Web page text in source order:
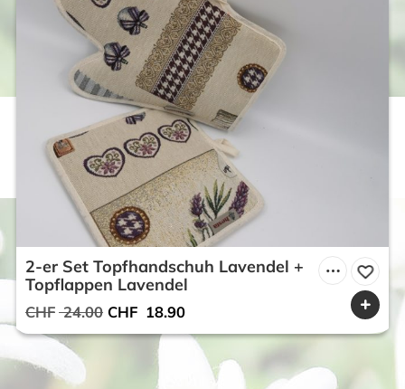
2-er Set Topfhandschuh Lavendel +
Topflappen Lavendel
CHF24.00 Ursprünglicher
Preis
CHF 24.00
CHF 18.90Aktueller
Preis
ist:
CHF 18.90.